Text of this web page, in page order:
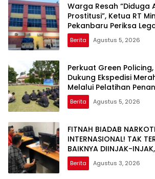
Warga Resah “Diduga
Prostitusi”, Ketua RT
Pekanbaru Periksa
Aktivitas Z Homestay di
Datuk
Berita Agustus 5, 2026
Perkuat Green
Dukung Ekspedisi
Melalui Pelatihan
Berita Agustus 5, 2026
FITNAH BIADAB
INTERNASIONAL! TAK
BAIKNYA DIINJAK-
DECLARE WAR: SIAP
AKUN PEMBUNUH
Berita Agustus 3, 2026